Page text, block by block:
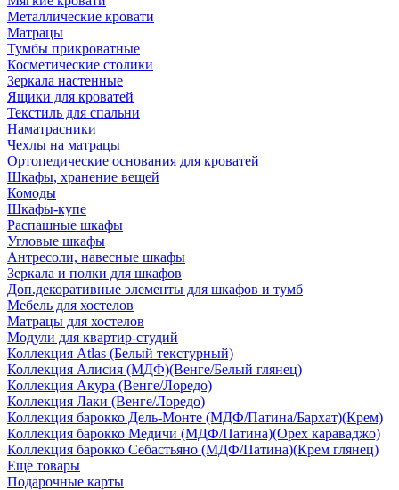
Металлические кровати
Матрацы
Тумбы прикроватные
Косметические столики
Зеркала настенные
Ящики для кроватей
Текстиль для спальни
Наматрасники
Чехлы на матрацы
Ортопедические основания для кроватей
Шкафы, хранение вещей
Комоды
Шкафы-купе
Распашные шкафы
Угловые шкафы
Антресоли, навесные шкафы
Зеркала и полки для шкафов
Доп.декоративные элементы для шкафов и тумб
Мебель для хостелов
Матрацы для хостелов
Модули для квартир-студий
Коллекция Atlas (Белый текстурный)
Коллекция Алисия (МДФ)(Венге/Белый глянец)
Коллекция Акура (Венге/Лоредо)
Коллекция Лаки (Венге/Лоредо)
Коллекция барокко Дель-Монте (МДФ/Патина/Бархат)(Крем)
Коллекция барокко Медичи (МДФ/Патина)(Орех караваджо)
Коллекция барокко Себастьяно (МДФ/Патина)(Крем глянец)
Еще товары
Подарочные карты